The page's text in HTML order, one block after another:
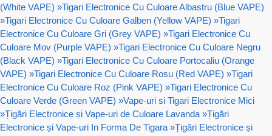
(White VAPE) »Tigari Electronice Cu Culoare Albastru (Blue VAPE)
»Tigari Electronice Cu Culoare Galben (Yellow VAPE) »Tigari
Electronice Cu Culoare Gri (Grey VAPE) »Tigari Electronice Cu
Culoare Mov (Purple VAPE) »Tigari Electronice Cu Culoare Negru
(Black VAPE) »Tigari Electronice Cu Culoare Portocaliu (Orange
VAPE) »Tigari Electronice Cu Culoare Rosu (Red VAPE) »Tigari
Electronice Cu Culoare Roz (Pink VAPE) »Tigari Electronice Cu
Culoare Verde (Green VAPE) »Vape-uri si Tigari Electronice Mici
»Țigări Electronice și Vape-uri de Culoare Lavanda »Țigări
Electronice și Vape-uri In Forma De Tigara »Țigări Electronice și